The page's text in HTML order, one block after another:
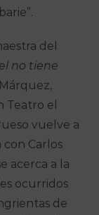
del
no tiene
Teatro el
vuelve a
Carlos
acerca a la
ocurridos
de